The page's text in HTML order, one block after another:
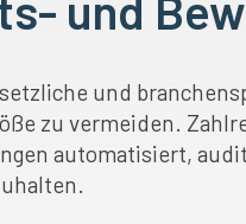
und
zu vermeiden.
automatisiert,